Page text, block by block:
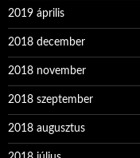
2019 április
2018 december
2018 november
2018 szeptember
2018 augusztus